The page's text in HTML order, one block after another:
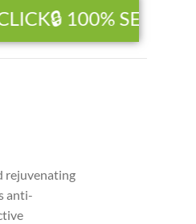
🔒 100% SECURE
rejuvenating
anti-